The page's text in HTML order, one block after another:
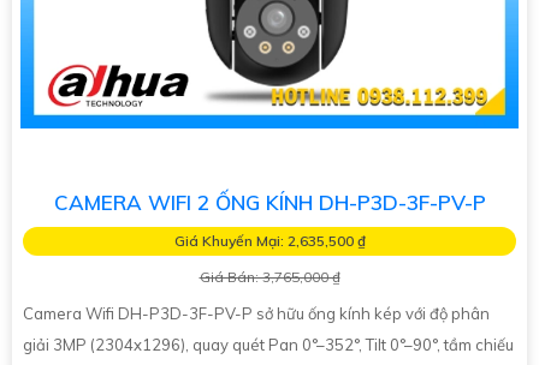
CAMERA WIFI 2 ỐNG KÍNH DH-P3D-3F-PV-P
Giá Khuyến Mại: 2,635,500 ₫
Giá Bán: 3,765,000 ₫
Camera Wifi DH-P3D-3F-PV-P sở hữu ống kính kép với độ phân
giải 3MP (2304x1296), quay quét Pan 0°–352°, Tilt 0°–90°, tầm chiếu